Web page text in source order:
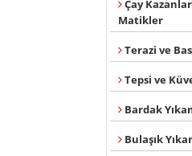
Çay
Matikler
Terazi ve
Tepsi ve
Bardak
Bulaşık